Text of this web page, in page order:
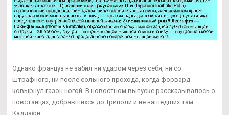
Однако француз не забил ни ударом через себя, ни со
штрафного, ни после сольного прохода, когда форвард
ковырнул газон ногой. В новостном выпуске рассказывалось о
повстанцах, добравшихся до Триполи и не нашедших там
Каддафи.